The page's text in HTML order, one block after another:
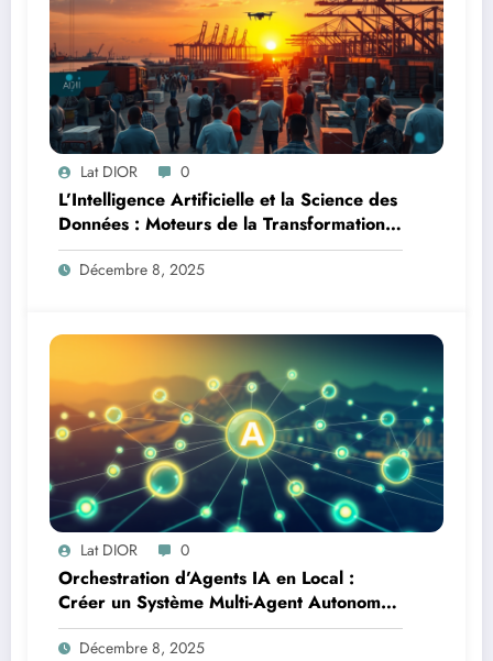
Lat DIOR 0
L’Intelligence Artificielle et la Science des
Données : Moteurs de la Transformation
Logistique et Infrastructures en Afrique
Décembre 8, 2025
Lat DIOR 0
Orchestration d’Agents IA en Local :
Créer un Système Multi-Agent Autonome
avec TinyLlama
Décembre 8, 2025